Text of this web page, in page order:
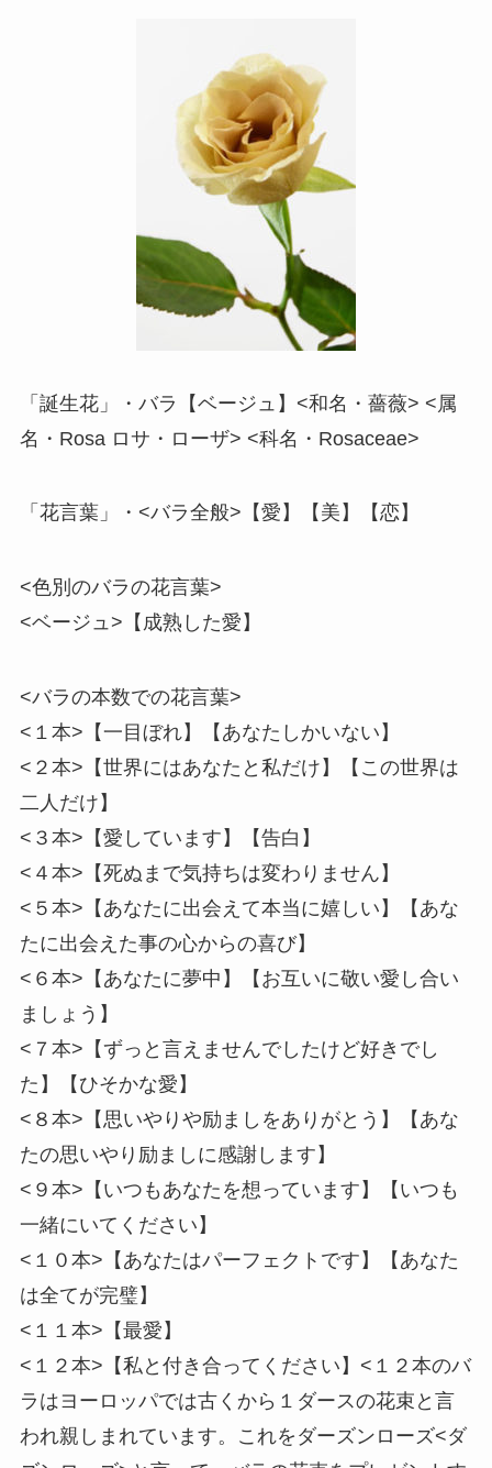
「誕生花」・バラ【ベージュ】<和名・薔薇> <属
名・Rosa ロサ・ローザ> <科名・Rosaceae>
「花言葉」・<バラ全般>【愛】【美】【恋】
<色別のバラの花言葉>
<ベージュ>【成熟した愛】
<バラの本数での花言葉>
<１本>【一目ぼれ】【あなたしかいない】
<２本>【世界にはあなたと私だけ】【この世界は
二人だけ】
<３本>【愛しています】【告白】
<４本>【死ぬまで気持ちは変わりません】
<５本>【あなたに出会えて本当に嬉しい】【あな
たに出会えた事の心からの喜び】
<６本>【あなたに夢中】【お互いに敬い愛し合い
ましょう】
<７本>【ずっと言えませんでしたけど好きでし
た】【ひそかな愛】
<８本>【思いやりや励ましをありがとう】【あな
たの思いやり励ましに感謝します】
<９本>【いつもあなたを想っています】【いつも
一緒にいてください】
<１０本>【あなたはパーフェクトです】【あなた
は全てが完璧】
<１１本>【最愛】
<１２本>【私と付き合ってください】<１２本のバ
ラはヨーロッパでは古くから１ダースの花束と言
われ親しまれています。これをダーズンローズ<ダ